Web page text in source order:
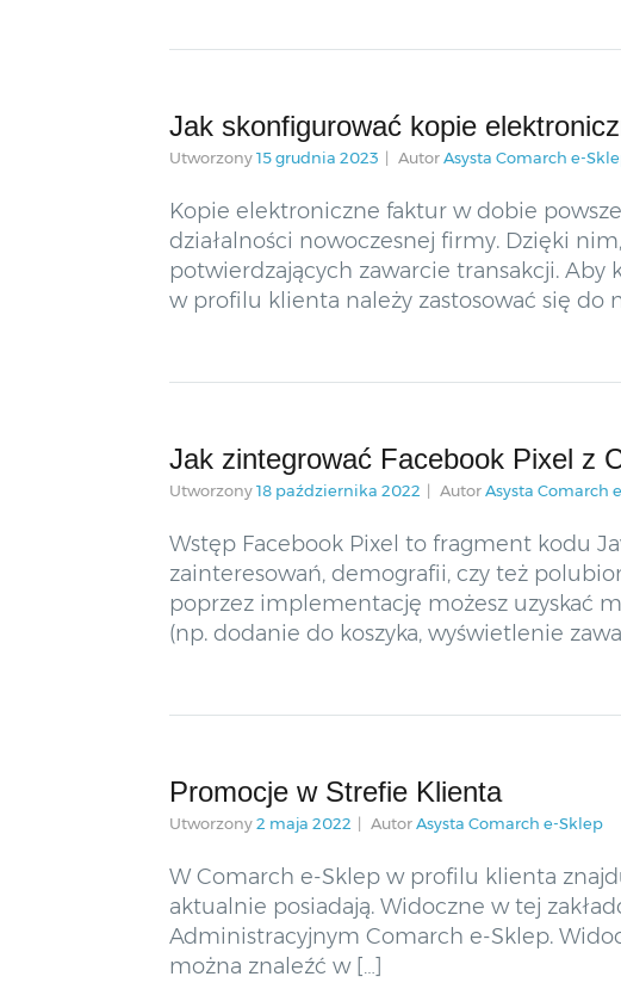
Jak skonfigurować kopie
Utworzony15 grudnia 2023 AutorAsysta Comarch e-
Kopie elektroniczne faktur w dobie
działalności nowoczesnej firmy. Dzięki
potwierdzających zawarcie transakcji.
w profilu klienta należy zastosować się do
Jak zintegrować Facebook Pixel z
Utworzony18 października 2022 AutorAsysta Comarch
Wstęp Facebook Pixel to fragment kodu
zainteresowań, demografii, czy też
poprzez implementację możesz uzyskać
(np. dodanie do koszyka, wyświetlenie
Promocje w Strefie Klienta
Utworzony2 maja 2022 AutorAsysta Comarch e-Sklep
W Comarch e-Sklep w profilu klienta
aktualnie posiadają. Widoczne w tej
Administracyjnym Comarch e-Sklep.
można znaleźć w […]